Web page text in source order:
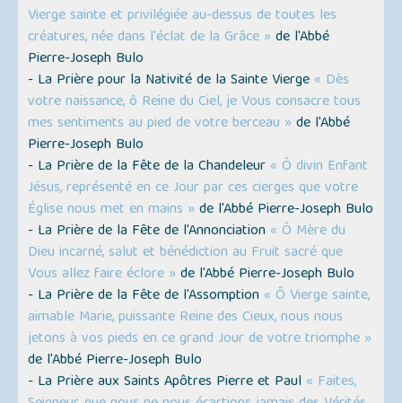
Vierge sainte et privilégiée au-dessus de toutes les
créatures, née dans l'éclat de la Grâce » de l'Abbé
Pierre-Joseph Bulo
- La Prière pour la Nativité de la Sainte Vierge « Dès
votre naissance, ô Reine du Ciel, je Vous consacre tous
mes sentiments au pied de votre berceau » de l'Abbé
Pierre-Joseph Bulo
- La Prière de la Fête de la Chandeleur « Ô divin Enfant
Jésus, représenté en ce Jour par ces cierges que votre
Église nous met en mains » de l'Abbé Pierre-Joseph Bulo
- La Prière de la Fête de l'Annonciation « Ô Mère du
Dieu incarné, salut et bénédiction au Fruit sacré que
Vous allez faire éclore » de l'Abbé Pierre-Joseph Bulo
- La Prière de la Fête de l'Assomption « Ô Vierge sainte,
aimable Marie, puissante Reine des Cieux, nous nous
jetons à vos pieds en ce grand Jour de votre triomphe »
de l'Abbé Pierre-Joseph Bulo
- La Prière aux Saints Apôtres Pierre et Paul « Faites,